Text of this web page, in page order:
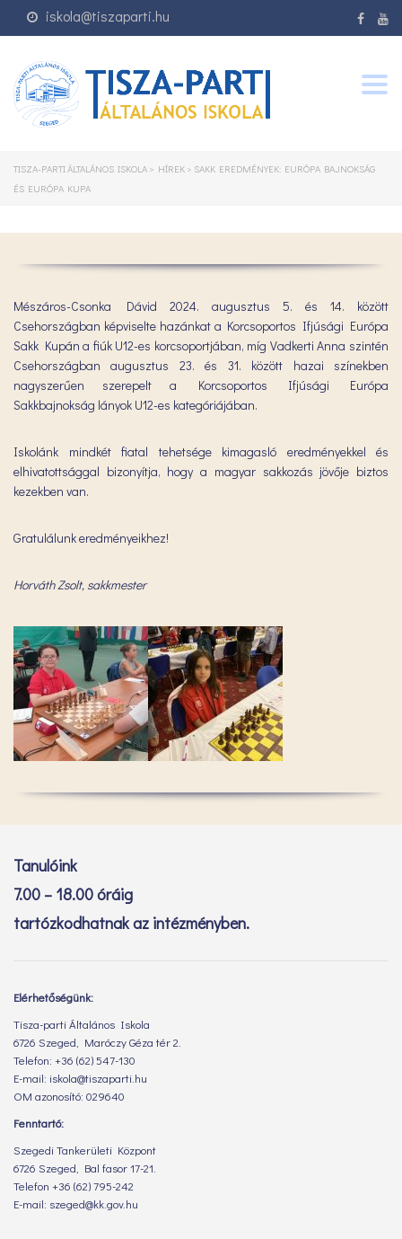
iskola@tiszaparti.hu
TISZA-PARTI ÁLTALÁNOS ISKOLA > HÍREK > SAKK EREDMÉNYEK: EURÓPA BAJNOKSÁG
ÉS EURÓPA KUPA
Mészáros-Csonka Dávid 2024. augusztus 5. és 14. között
Csehországban képviselte hazánkat a Korcsoportos Ifjúsági Európa
Sakk Kupán a fiúk U12-es korcsoportjában, míg Vadkerti Anna szintén
Csehországban augusztus 23. és 31. között hazai színekben
nagyszerűen szerepelt a Korcsoportos Ifjúsági Európa
Sakkbajnokság lányok U12-es kategóriájában.
Iskolánk mindkét fiatal tehetsége kimagasló eredményekkel és
elhivatottsággal bizonyítja, hogy a magyar sakkozás jövője biztos
kezekben van.
Gratulálunk eredményeikhez!
Horváth Zsolt, sakkmester
Tanulóink
7.00 – 18.00 óráig
tartózkodhatnak az intézményben.
Elérhetőségünk:
Tisza-parti Általános Iskola
6726 Szeged, Maróczy Géza tér 2.
Telefon: +36 (62) 547-130
E-mail: iskola@tiszaparti.hu
OM azonosító: 029640
Fenntartó:
Szegedi Tankerületi Központ
6726 Szeged, Bal fasor 17-21.
Telefon +36 (62) 795-242
E-mail: szeged@kk.gov.hu